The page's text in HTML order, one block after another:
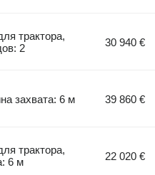
трактора,
2
30 940 €
захвата: 6 м 39 860 €
трактора,
6 м
22 020 €